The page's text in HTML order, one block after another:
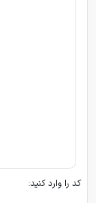
کد را وارد کنید: